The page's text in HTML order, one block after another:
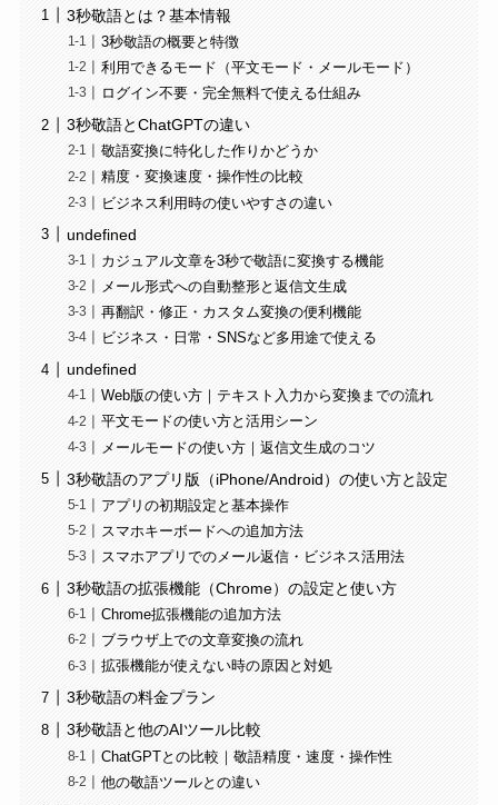
3秒敬語とは？基本情報
3秒敬語の概要と特徴
利用できるモード（平文モード・メールモード）
ログイン不要・完全無料で使える仕組み
3秒敬語とChatGPTの違い
敬語変換に特化した作りかどうか
精度・変換速度・操作性の比較
ビジネス利用時の使いやすさの違い
undefined
カジュアル文章を3秒で敬語に変換する機能
メール形式への自動整形と返信文生成
再翻訳・修正・カスタム変換の便利機能
ビジネス・日常・SNSなど多用途で使える
undefined
Web版の使い方｜テキスト入力から変換までの流れ
平文モードの使い方と活用シーン
メールモードの使い方｜返信文生成のコツ
3秒敬語のアプリ版（iPhone/Android）の使い方と設定
アプリの初期設定と基本操作
スマホキーボードへの追加方法
スマホアプリでのメール返信・ビジネス活用法
3秒敬語の拡張機能（Chrome）の設定と使い方
Chrome拡張機能の追加方法
ブラウザ上での文章変換の流れ
拡張機能が使えない時の原因と対処
3秒敬語の料金プラン
3秒敬語と他のAIツール比較
ChatGPTとの比較｜敬語精度・速度・操作性
他の敬語ツールとの違い